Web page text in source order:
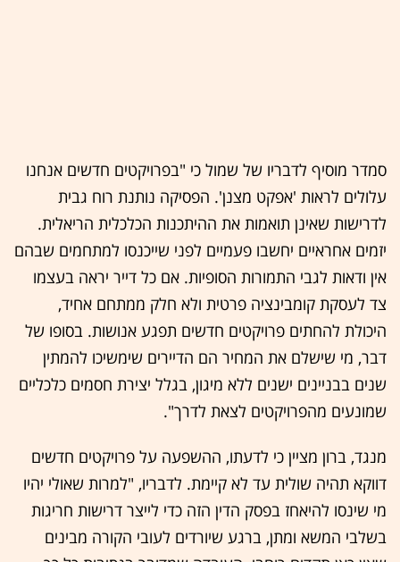
סמדר מוסיף לדבריו של שמול כי "בפרויקטים חדשים אנחנו
עלולים לראות 'אפקט מצנן'. הפסיקה נותנת רוח גבית
לדרישות שאינן תואמות את ההיתכנות הכלכלית הריאלית.
יזמים אחראיים יחשבו פעמיים לפני שייכנסו למתחמים שבהם
אין ודאות לגבי התמורות הסופיות. אם כל דייר יראה בעצמו
צד לעסקת קומבינציה פרטית ולא חלק ממתחם אחיד,
היכולת להחתים פרויקטים חדשים תפגע אנושות. בסופו של
דבר, מי שישלם את המחיר הם הדיירים שימשיכו להמתין
שנים בבניינים ישנים ללא מיגון, בגלל יצירת חסמים כלכליים
שמונעים מהפרויקטים לצאת לדרך".
מנגד, ברון מציין כי לדעתו, ההשפעה על פרויקטים חדשים
דווקא תהיה שולית עד לא קיימת. לדבריו, "למרות שאולי יהיו
מי שינסו להיאחז בפסק הדין הזה כדי לייצר דרישות חריגות
בשלבי המשא ומתן, ברגע שיורדים לעובי הקורה מבינים